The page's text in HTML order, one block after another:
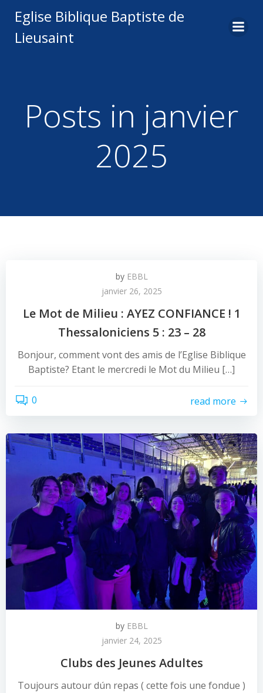
au
Eglise Biblique Baptiste de
Lieusaint
Posts in janvier
2025
by EBBL
janvier 26, 2025
Le Mot de Milieu : AYEZ CONFIANCE ! 1
Thessaloniciens 5 : 23 – 28
Bonjour, comment vont des amis de l’Eglise Biblique
Baptiste? Etant le mercredi le Mot du Milieu […]
0 read more
by EBBL
janvier 24, 2025
Clubs des Jeunes Adultes
Toujours autour dún repas ( cette fois une fondue )